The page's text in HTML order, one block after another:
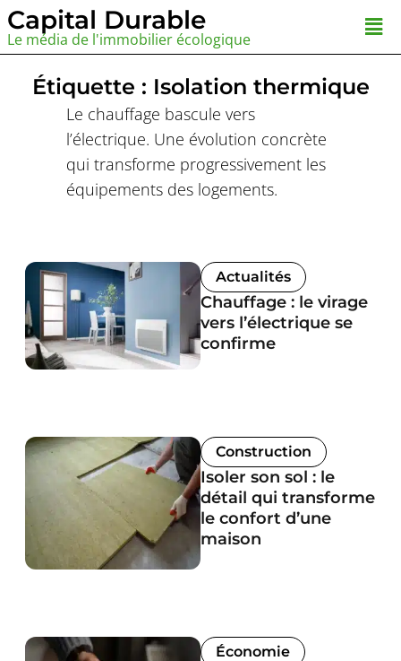
Aller
au
Capital Durable
Le média de l'immobilier écologique
Étiquette : Isolation thermique
Le chauffage bascule vers
l’électrique. Une évolution concrète
qui transforme progressivement les
équipements des logements.
Actualités
Chauffage : le virage
vers l’électrique se
confirme
Construction
Isoler son sol : le
détail qui transforme
le confort d’une
maison
Économie